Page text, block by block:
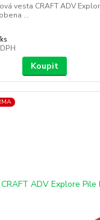
vesta CRAFT ADV
...
ks
Koupit